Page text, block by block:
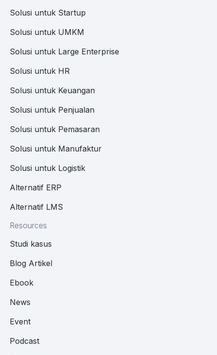
Solusi untuk Startup
Solusi untuk UMKM
Solusi untuk Large Enterprise
Solusi untuk HR
Solusi untuk Keuangan
Solusi untuk Penjualan
Solusi untuk Pemasaran
Solusi untuk Manufaktur
Solusi untuk Logistik
Alternatif ERP
Alternatif LMS
Resources
Studi kasus
Blog Artikel
Ebook
News
Event
Podcast